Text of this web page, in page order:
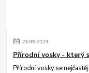
26.09.2023
Přírodní vosky - který
Přírodní vosky se